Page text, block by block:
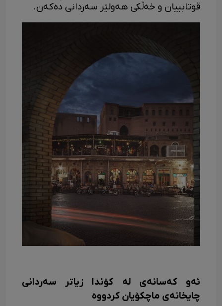
قوتابییان و خەڵکی هەولێر سەردانی دەکەن.
ئەو کەسانەی لە کۆندا زیاتر سەردانی
چایخانەی ماچکۆیان کردووە